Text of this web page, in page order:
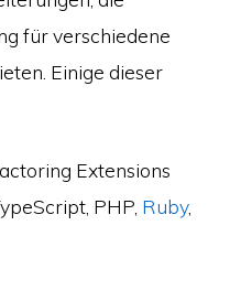
für verschiedene
Einige dieser
Extensions
PHP, Ruby,